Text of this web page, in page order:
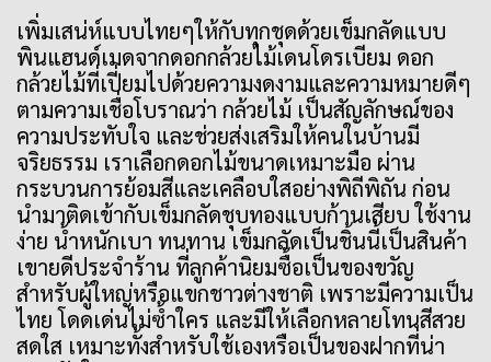
เพิ่มเสน่ห์แบบไทยๆให้กับทุกชุดด้วยเข็มกลัดแบบ
พินแฮนด์เมดจากดอกกล้วยไม้เดนโดรเบียม ดอก
กล้วยไม้ที่เปี่ยมไปด้วยความงดงามและความหมายดีๆ
ตามความเชื่อโบราณว่า กล้วยไม้ เป็นสัญลักษณ์ของ
ความประทับใจ และช่วยส่งเสริมให้คนในบ้านมี
จริยธรรม เราเลือกดอกไม้ขนาดเหมาะมือ ผ่าน
กระบวนการย้อมสีและเคลือบใสอย่างพิถีพิถัน ก่อน
นำมาติดเข้ากับเข็มกลัดชุบทองแบบก้านเสียบ ใช้งาน
ง่าย น้ำหนักเบา ทนทาน เข็มกลัดเป็นชิ้นนี้เป็นสินค้า
เขายดีประจำร้าน ที่ลูกค้านิยมซื้อเป็นของขวัญ
สำหรับผู้ใหญ่หรือแขกชาวต่างชาติ เพราะมีความเป็น
ไทย โดดเด่นไม่ซ้ำใคร และมีให้เลือกหลายโทนสีสวย
สดใส เหมาะทั้งสำหรับใช้เองหรือเป็นของฝากที่น่า